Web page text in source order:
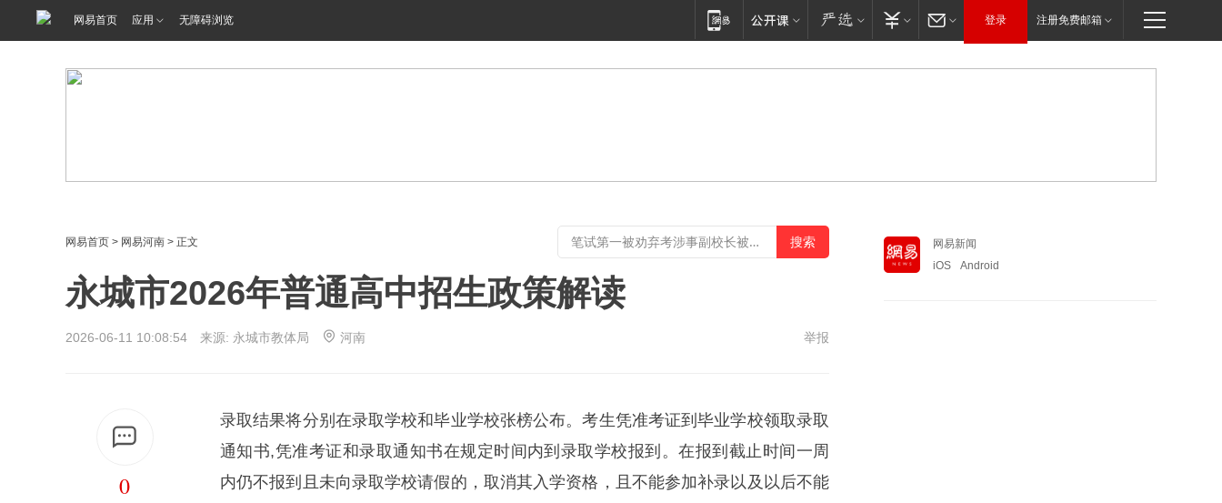
网易首页 应用 无障碍浏览 登录 注册免费邮箱
网易首页 > 网易河南 > 正文
永城市2026年普通高中招生政策解读
2026-06-11 10:08:54 来源: 永城市教体局 河南 举报
0
录取结果将分别在录取学校和毕业学校张榜公布。考生凭准考证到毕业学校领取录取
通知书,凭准考证和录取通知书在规定时间内到录取学校报到。在报到截止时间一周
内仍不报到且未向录取学校请假的，取消其入学资格，且不能参加补录以及以后不能
网易新闻
iOS
Android